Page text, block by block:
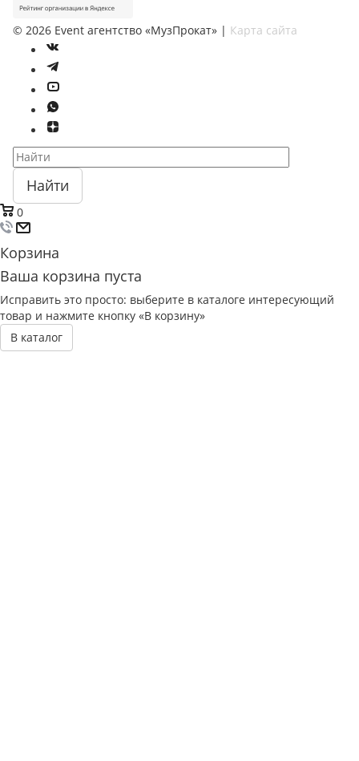
© 2026 Event агентство «МузПрокат» | Карта сайта
Найти
0
Корзина
Ваша корзина пуста
Исправить это просто: выберите в каталоге интересующий
товар и нажмите кнопку «В корзину»
В каталог